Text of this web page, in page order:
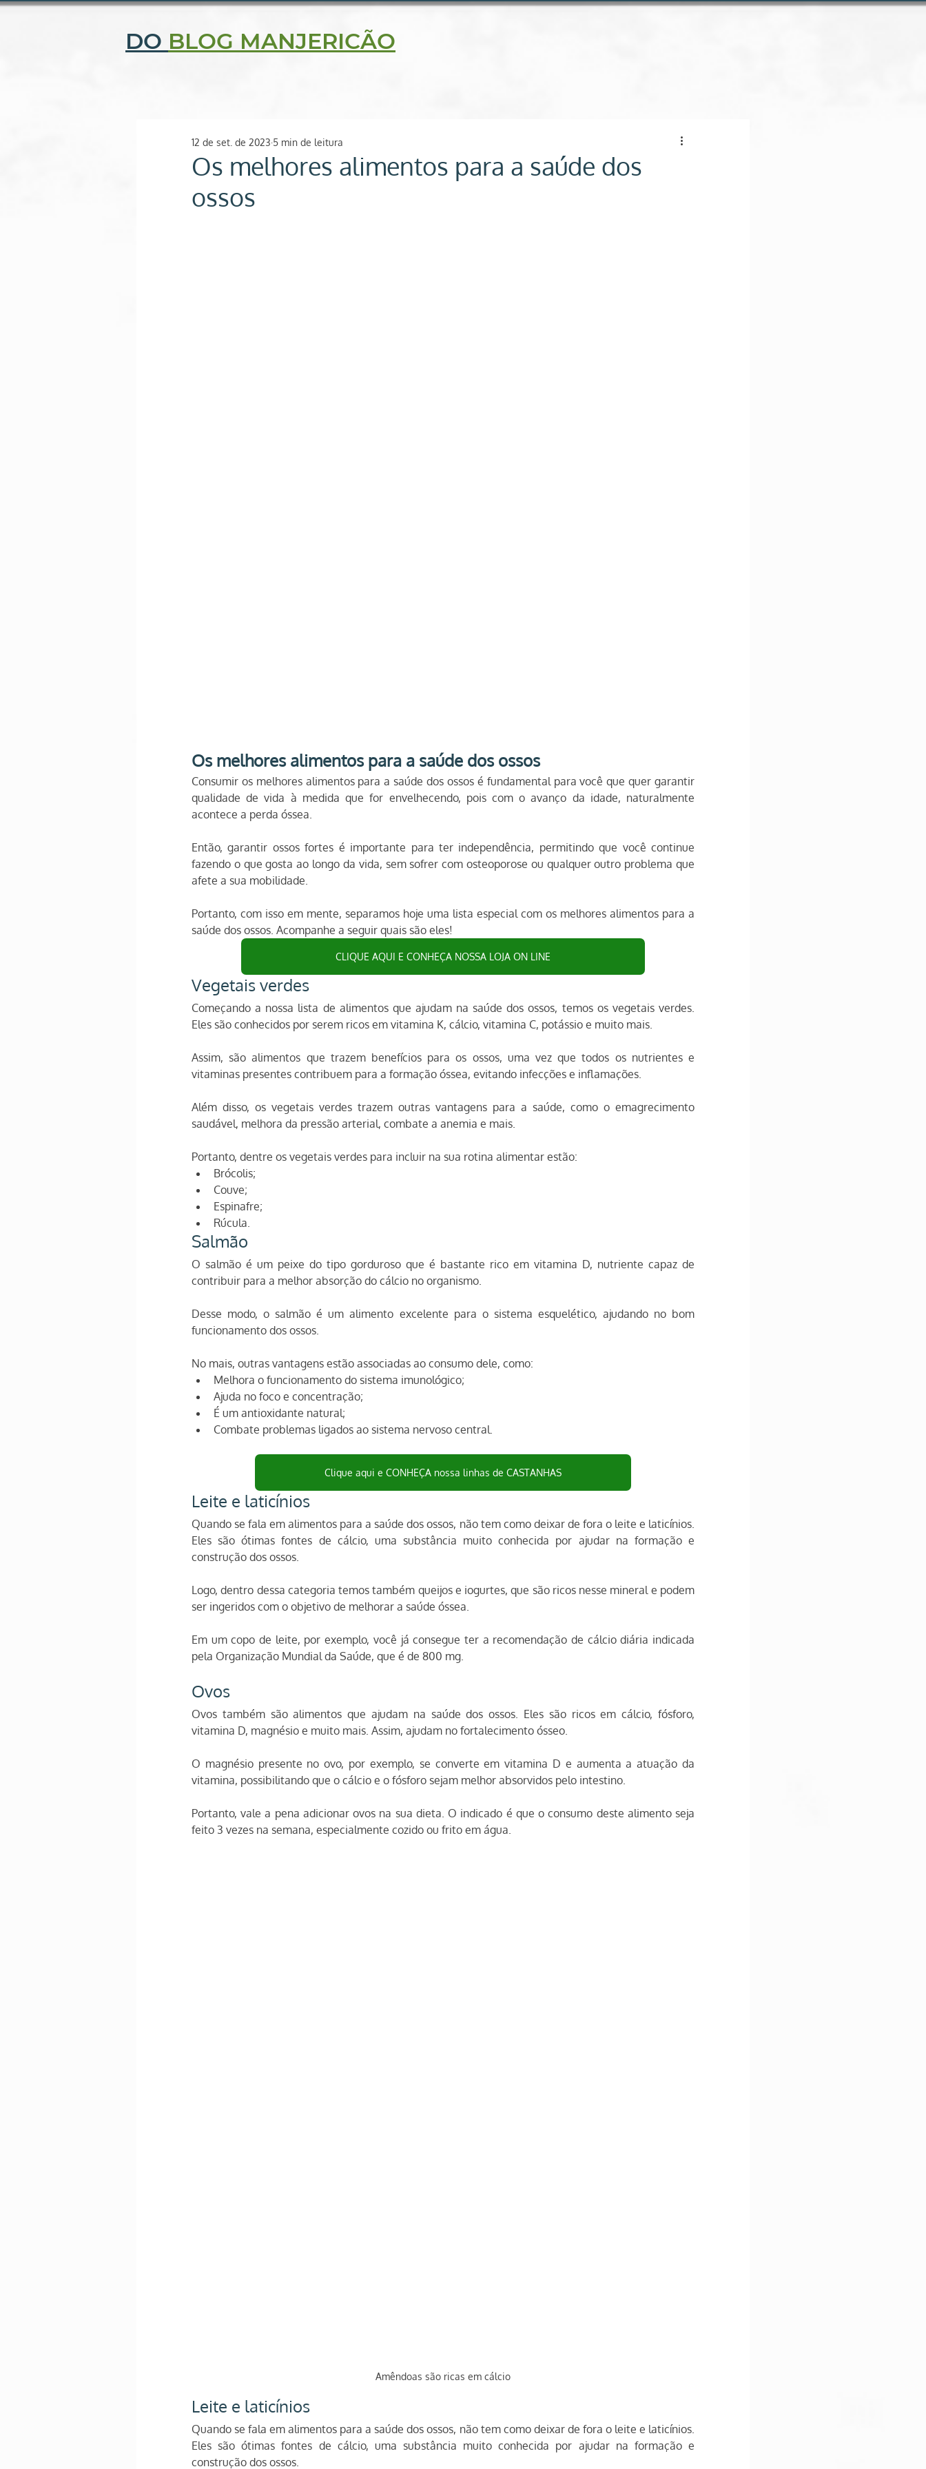
DO BLOG MANJERICÃO
Os melhores alimentos para a saúde dos
ossos
12 de set. de 2023 5 min de leitura
Os melhores alimentos para a saúde dos ossos
Consumir os melhores alimentos para a saúde dos ossos é fundamental para você que quer garantir
qualidade de vida à medida que for envelhecendo, pois com o avanço da idade, naturalmente
acontece a perda óssea.
Então, garantir ossos fortes é importante para ter independência, permitindo que você continue
fazendo o que gosta ao longo da vida, sem sofrer com osteoporose ou qualquer outro problema que
afete a sua mobilidade.
Portanto, com isso em mente, separamos hoje uma lista especial com os melhores alimentos para a
saúde dos ossos. Acompanhe a seguir quais são eles!
CLIQUE AQUI E CONHEÇA NOSSA LOJA ON LINE
Vegetais verdes
Começando a nossa lista de alimentos que ajudam na saúde dos ossos, temos os vegetais verdes.
Eles são conhecidos por serem ricos em vitamina K, cálcio, vitamina C, potássio e muito mais.
Assim, são alimentos que trazem benefícios para os ossos, uma vez que todos os nutrientes e
vitaminas presentes contribuem para a formação óssea, evitando infecções e inflamações.
Além disso, os vegetais verdes trazem outras vantagens para a saúde, como o emagrecimento
saudável, melhora da pressão arterial, combate a anemia e mais.
Portanto, dentre os vegetais verdes para incluir na sua rotina alimentar estão:
Brócolis;
Couve;
Espinafre;
Rúcula.
Salmão
O salmão é um peixe do tipo gorduroso que é bastante rico em vitamina D, nutriente capaz de
contribuir para a melhor absorção do cálcio no organismo.
Desse modo, o salmão é um alimento excelente para o sistema esquelético, ajudando no bom
funcionamento dos ossos.
No mais, outras vantagens estão associadas ao consumo dele, como:
Melhora o funcionamento do sistema imunológico;
Ajuda no foco e concentração;
É um antioxidante natural;
Combate problemas ligados ao sistema nervoso central.
Clique aqui e CONHEÇA nossa linhas de CASTANHAS
Leite e laticínios
Quando se fala em alimentos para a saúde dos ossos, não tem como deixar de fora o leite e laticínios.
Eles são ótimas fontes de cálcio, uma substância muito conhecida por ajudar na formação e
construção dos ossos.
Logo, dentro dessa categoria temos também queijos e iogurtes, que são ricos nesse mineral e podem
ser ingeridos com o objetivo de melhorar a saúde óssea.
Em um copo de leite, por exemplo, você já consegue ter a recomendação de cálcio diária indicada
pela Organização Mundial da Saúde, que é de 800 mg.
Ovos
Ovos também são alimentos que ajudam na saúde dos ossos. Eles são ricos em cálcio, fósforo,
vitamina D, magnésio e muito mais. Assim, ajudam no fortalecimento ósseo.
O magnésio presente no ovo, por exemplo, se converte em vitamina D e aumenta a atuação da
vitamina, possibilitando que o cálcio e o fósforo sejam melhor absorvidos pelo intestino.
Portanto, vale a pena adicionar ovos na sua dieta. O indicado é que o consumo deste alimento seja
feito 3 vezes na semana, especialmente cozido ou frito em água.
Amêndoas são ricas em cálcio
Leite e laticínios
Quando se fala em alimentos para a saúde dos ossos, não tem como deixar de fora o leite e laticínios.
Eles são ótimas fontes de cálcio, uma substância muito conhecida por ajudar na formação e
construção dos ossos.